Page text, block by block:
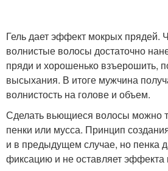
Гель дает эффект мокрых прядей.
волнистые волосы достаточно
пряди и хорошенько взъерошить,
высыхания. В итоге мужчина
волнистость на голове и объем.
Сделать вьющиеся волосы можно
пенки или мусса. Принцип
и в предыдущем случае, но пенка
фиксацию и не оставляет